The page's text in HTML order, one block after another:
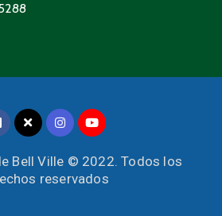
Bell Ville © 2022. Todos los
reservados